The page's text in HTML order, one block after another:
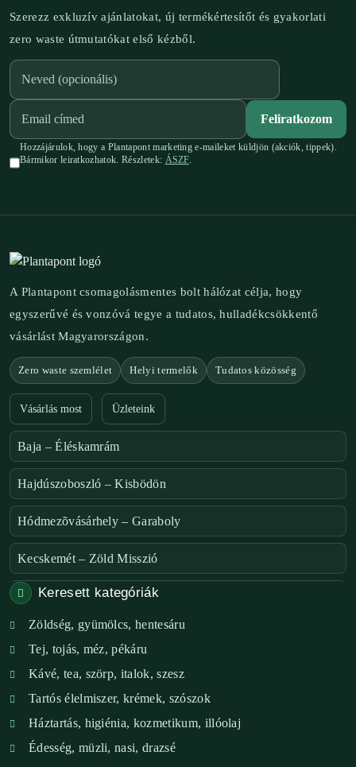
Szerezz exkluzív ajánlatokat, új termékértesítőt és gyakorlati
zero waste útmutatókat első kézből.
Feliratkozom
Hozzájárulok, hogy a Plantapont marketing e-maileket küldjön (akciók, tippek).
Bármikor leiratkozhatok. Részletek: ÁSZF.
A Plantapont csomagolásmentes bolt hálózat célja, hogy
egyszerűvé és vonzóvá tegye a tudatos, hulladékcsökkentő
vásárlást Magyarországon.
Zero waste szemlélet Helyi termelők Tudatos közösség
Vásárlás most Üzleteink
Baja – Éléskamrám
Hajdúszoboszló – Kisbödön
Hódmezõvásárhely – Garaboly
Kecskemét – Zöld Misszió
Székesfehérvár – Zöld Sarok
Verőce – Miegymás
XI. ker. – Lemérem
XIX. ker. – Boldog Föld
XVIII. ker. – Eni Mag-ház
Keresett kategóriák
Zöldség, gyümölcs, hentesáru
Tej, tojás, méz, pékáru
Kávé, tea, szörp, italok, szesz
Tartós élelmiszer, krémek, szószok
Háztartás, higiénia, kozmetikum, illóolaj
Édesség, müzli, nasi, drazsé